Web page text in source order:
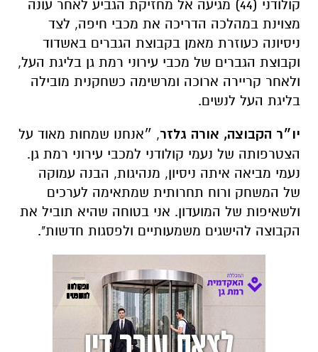
ולאחר קריירה ארוכה ומרשימה כשחקנית מובילה
בליגת העל לנשים.
יו״ר הקבוצה, אורה גלזר ,״אנחנו שמחות מאוד על
הצטרפותה של נעמי קולודני למכבי עירוני רמת גן.
נעמי מביאה איתה ניסיון, מנהיגות, הבנה עמוקה
ולשאיפות של המועדון. אני בטוחה שהיא תוביל את
הקבוצה להישגים משמעותיים ולפסגות חדשות".